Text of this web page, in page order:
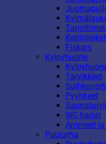
Fiskars
Kylpyhuone
Tarvikkeet
Pyyhkeet
WC-harjat
Ammeet
Puutarha